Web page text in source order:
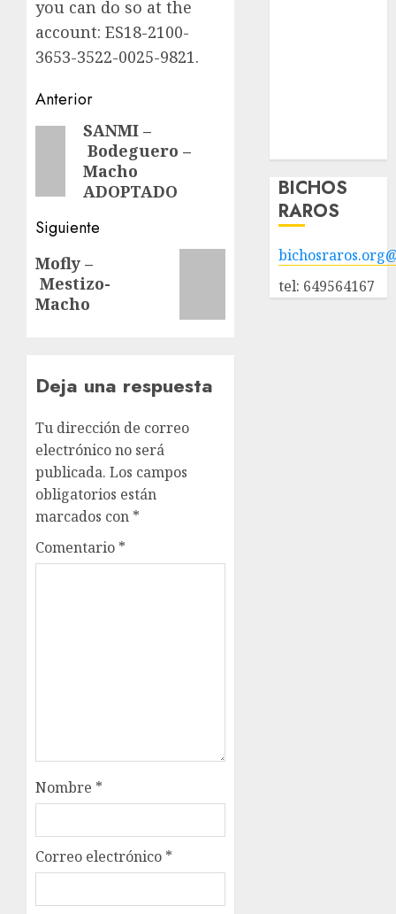
you can do so at the
account: ES18-2100-
3653-3522-0025-9821.
Navegación
de
entradas
Anterior
Entrada
anterior:
SANMI –
Bodeguero –
Macho
ADOPTADO
Siguiente
Siguiente
entrada:
Mofly –
Mestizo-
Macho
Deja una respuesta
Tu dirección de correo
electrónico no será
publicada. Los campos
obligatorios están
marcados con *
Comentario *
Nombre *
Correo electrónico *
BICHOS
RAROS
tel: 649564167